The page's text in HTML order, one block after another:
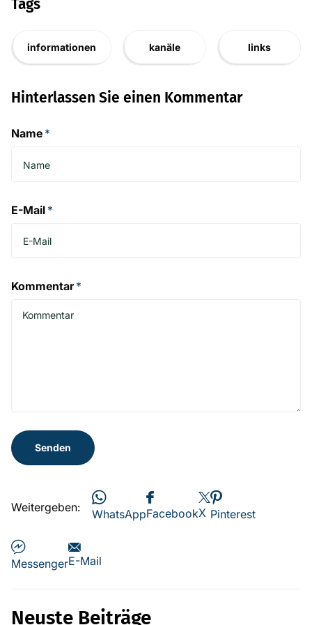
Tags
informationen kanäle links
Hinterlassen Sie einen Kommentar
Name *
E-Mail *
Kommentar *
Senden
Weitergeben: WhatsAppFacebookX Pinterest
MessengerE-Mail
Neuste Beiträge